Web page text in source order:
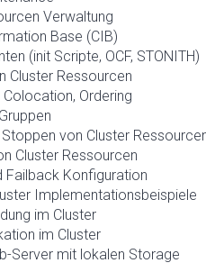
Verwaltung
Base (CIB)
(init Scripte, OCF, STONITH)
Cluster Ressourcen
Colocation, Ordering
von Cluster
Cluster Ressourcen
Failback Konfiguration
Implementationsbeispiele
im Cluster
im Cluster
Server mit lokalen Storage